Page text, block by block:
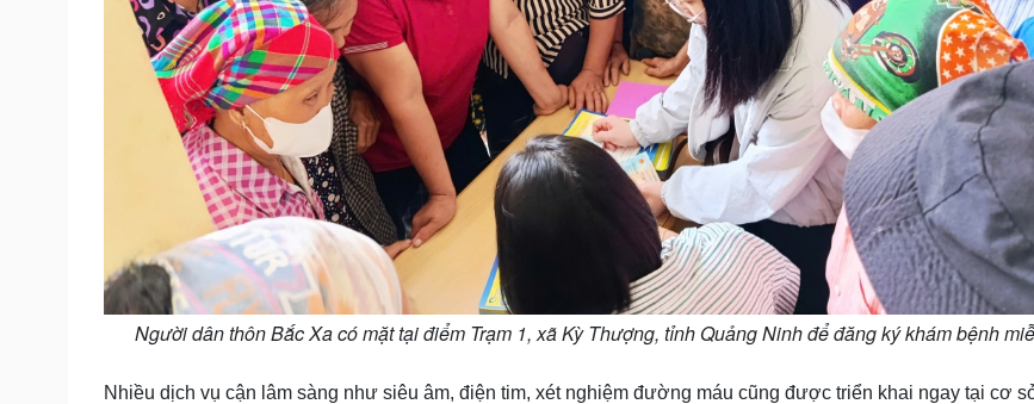
Người dân thôn Bắc Xa có mặt tại điểm Trạm 1, xã Kỳ Thượng, tỉnh Quảng Ninh để đăng ký khám bệnh
Nhiều dịch vụ cận lâm sàng như siêu âm, điện tim, xét nghiệm đường máu cũng được triển khai ngay tại cơ